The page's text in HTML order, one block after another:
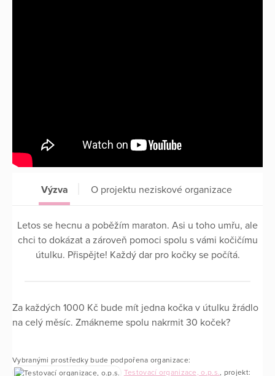
Výzva O projektu neziskové organizace
Letos se hecnu a poběžím maraton. Asi u toho umřu, ale
chci to dokázat a zároveň pomoci spolu s vámi kočičímu
útulku. Přispějte! Každý dar pro kočky se počítá.
Za každých 1000 Kč bude mít jedna kočka v útulku žrádlo
na celý měsíc. Zmákneme spolu nakrmit 30 koček?
Vybranými prostředky bude podpořena organizace:
Testovací organizace, o.p.s.
, projekt: